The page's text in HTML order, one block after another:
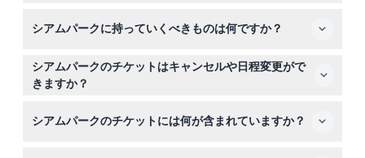
は有料の大人の同伴が必要です。一部のスリルライドには
シアムパークに持っていくべきものは何ですか？
水着、日焼け止め、タオルをお持ちください。園内でロッ
カーとタオルのレンタルもご利用いただけます。
シアムパークのチケットはキャンセルや日程変更がで
きますか？
ませんので、日付を慎重にお選びください。
シアムパークのチケットには何が含まれていますか？